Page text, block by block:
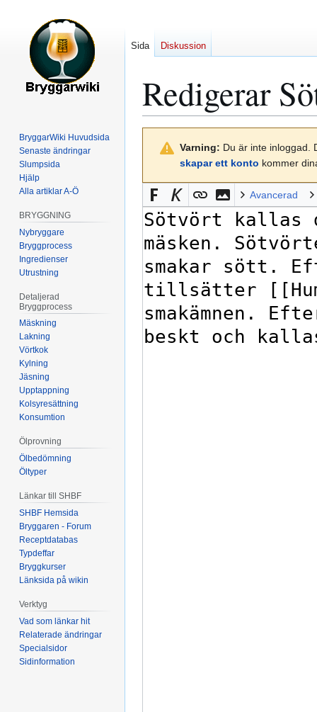
Redigerar
navigering
Varning: Du är inte inloggad.
skapar ett konto kommer
Avancerad
Sida Diskussion
BryggarWiki Huvudsida
Senaste ändringar
Slumpsida
Hjälp
Alla artiklar A-Ö
BRYGGNING
Nybryggare
Bryggprocess
Ingredienser
Utrustning
Detaljerad
Bryggprocess
Mäskning
Lakning
Vörtkok
Kylning
Jäsning
Upptappning
Kolsyresättning
Konsumtion
Ölprovning
Ölbedömning
Öltyper
Länkar till SHBF
SHBF Hemsida
Bryggaren - Forum
Receptdatabas
Typdeffar
Bryggkurser
Länksida på wikin
Verktyg
Vad som länkar hit
Relaterade ändringar
Specialsidor
Sidinformation